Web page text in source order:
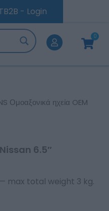
B2B - Login
0
Cart
Ομοαξονικά ηχεία OEM
6.5″
max total weight 3 kg.